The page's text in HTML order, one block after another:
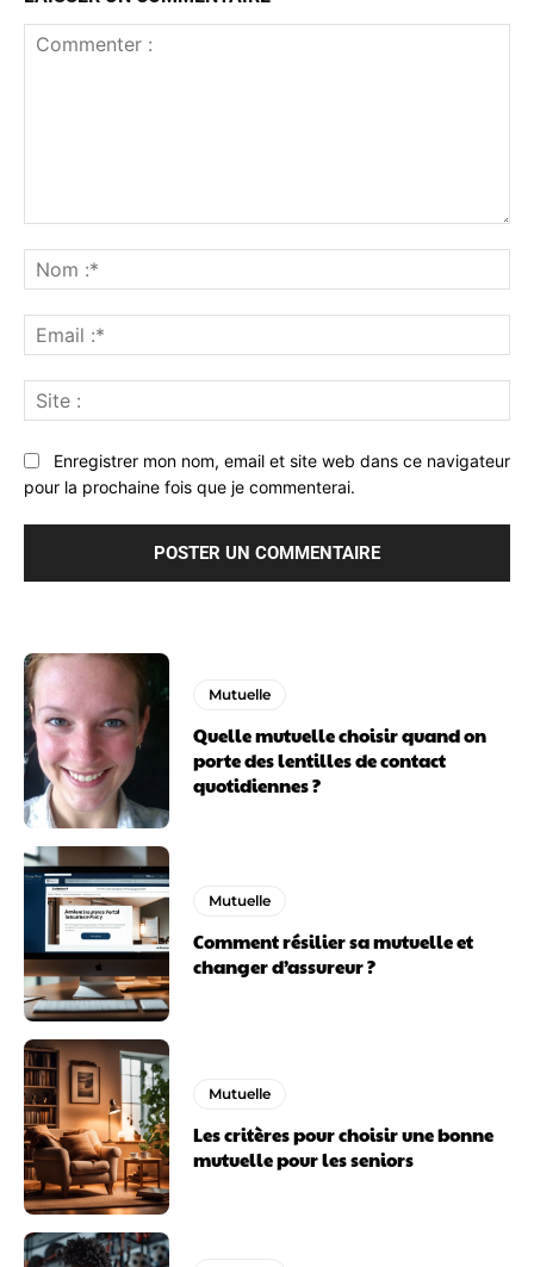
:*
:*
:
Enregistrer mon nom, email et site web dans ce navigateur
pour la prochaine fois que je commenterai.
Mutuelle
Quelle mutuelle choisir quand on
porte des lentilles de contact
quotidiennes ?
Mutuelle
Comment résilier sa mutuelle et
changer d’assureur ?
Mutuelle
Les critères pour choisir une bonne
mutuelle pour les seniors